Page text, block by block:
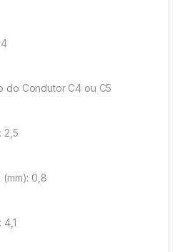
do Condutor C4 ou C5
2,5
0,8